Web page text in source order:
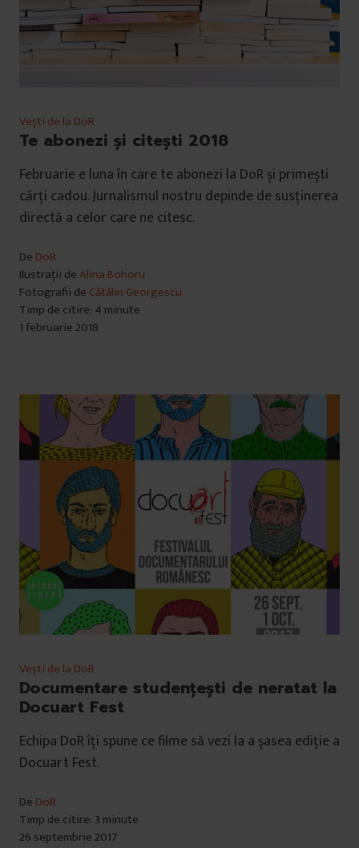
Vești de la DoR
Te abonezi și citești 2018
Februarie e luna în care te abonezi la DoR și primești
cărți cadou. Jurnalismul nostru depinde de susținerea
directă a celor care ne citesc.
De DoR
Ilustrații deAlina Bohoru
Fotografii de Cătălin Georgescu
Timp de citire: 4 minute
1 februarie 2018
Vești de la DoR
Documentare studențești de neratat la
Docuart Fest
Echipa DoR îți spune ce filme să vezi la a șasea ediție a
Docuart Fest.
De DoR
Timp de citire: 3 minute
26 septembrie 2017